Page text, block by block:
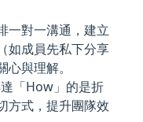
一對一溝通，建立
如成員先私下分享
與理解。
「How」的是折
方式，提升團隊效